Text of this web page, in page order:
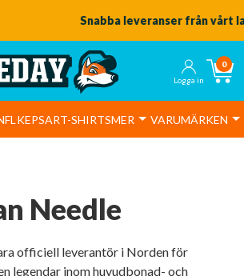
leveranser från vårt lager
Logga in
0
KEPSART-SHIRTSMER VARUMÄRKEN
Needle
officiell leverantör i Norden för
legendar inom huvudbonad- och